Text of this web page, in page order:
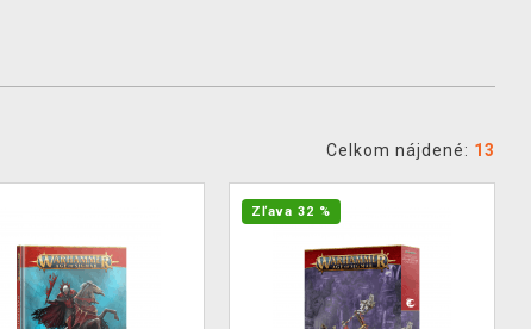
Celkom nájdené: 13
Zľava 32 %